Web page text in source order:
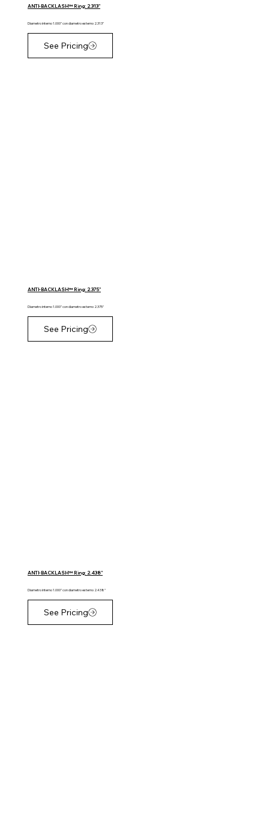
ANTI-BACKLASH™ Ring: 2.313"
Diametro interno 1.000" con diametro esterno 2.313"
See Pricing
ANTI-BACKLASH™ Ring: 2.375"
Diametro interno 1.000" con diametro esterno 2.375"
See Pricing
ANTI-BACKLASH™ Ring: 2.438"
Diametro interno 1.000" con diametro esterno 2.438"
See Pricing